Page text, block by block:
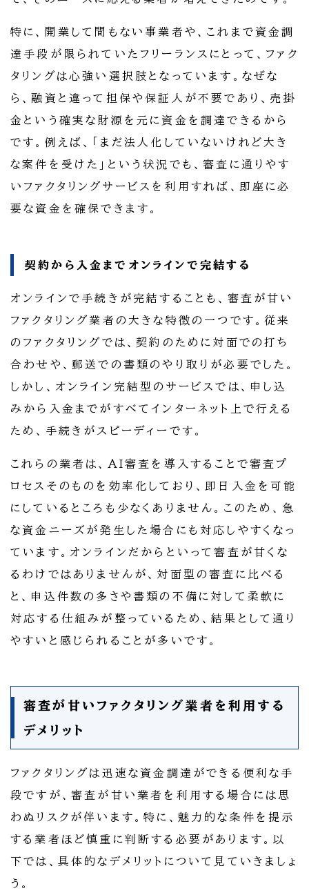
特に、開業して間もない事業者や、これまで資金調
達手段が限られていたフリーランスにとって、ファク
タリングは心強い選択肢となっています。なぜな
ら、融資と違って担保や保証人が不要であり、売掛
金という確実な財源を元に資金を調達できるから
です。例えば、「まだ法人化していないけれど大き
な案件を受けた」という状況でも、審査に通りやす
いファクタリングサービスを利用すれば、即座に必
要な資金を確保できます。
契約から入金までオンラインで完結する
オンラインで手続きが完結することも、審査が甘い
ファクタリング業者の大きな特徴の一つです。従来
のファクタリングでは、契約のために対面での打ち
合わせや、郵送での書類のやり取りが必要でした。
しかし、オンライン完結型のサービスでは、申し込
みから入金までがすべてインターネット上で行える
ため、手続きがスピーディーです。
これらの業者は、AI審査を導入することで審査プ
ロセスそのものを効率化しており、即日入金を可能
にしているところも少なくありません。このため、急
な資金ニーズが発生した場合にも対応しやすくなっ
ています。オンラインだからといって審査が甘くな
るわけではありませんが、対面型の審査に比べる
と、申込件数の多さや書類の不備に対して柔軟に
対応する仕組みが整っているため、結果として通り
やすいと感じられることが多いです。
審査が甘いファクタリング業者を利用する
デメリット
ファクタリングは迅速な資金調達ができる便利な手
段ですが、審査が甘い業者を利用する場合には思
わぬリスクが伴います。特に、魅力的な条件を提示
する業者ほど慎重に判断する必要があります。以
下では、具体的なデメリットについて見ていきましょ
う。